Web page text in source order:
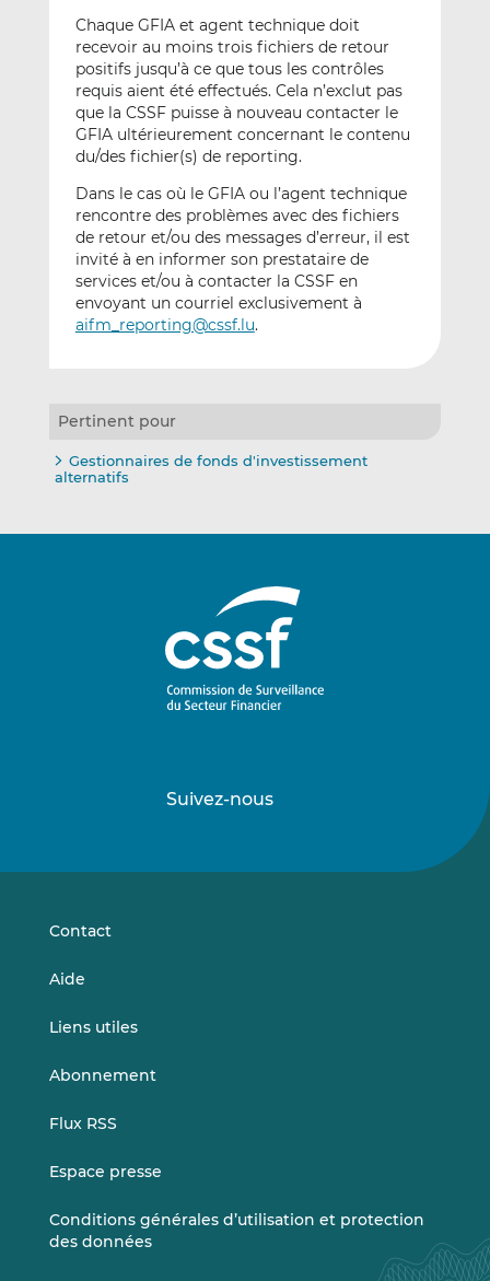
Chaque GFIA et agent technique doit
recevoir au moins trois fichiers de retour
positifs jusqu’à ce que tous les contrôles
requis aient été effectués. Cela n’exclut pas
que la CSSF puisse à nouveau contacter le
GFIA ultérieurement concernant le contenu
du/des fichier(s) de reporting.
Dans le cas où le GFIA ou l’agent technique
rencontre des problèmes avec des fichiers
de retour et/ou des messages d’erreur, il est
invité à en informer son prestataire de
services et/ou à contacter la CSSF en
envoyant un courriel exclusivement à
aifm_reporting@cssf.lu.
Pertinent pour
Gestionnaires de fonds d'investissement
alternatifs
Suivez-nous
sursur
Contact
Aide
Liens utiles
Abonnement
Flux RSS
Espace presse
Conditions générales d’utilisation et protection
des données